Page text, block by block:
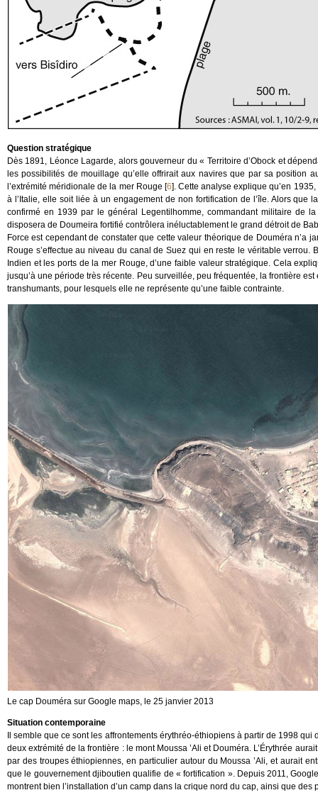
Question stratégique
Dès 1891, Léonce Lagarde, alors gouverneur du « Territoire d’Obock et
les possibilités de mouillage qu’elle offrirait aux navires que par sa position
l’extrémité méridionale de la mer Rouge [6]. Cette analyse explique qu’en
à l’Italie, elle soit liée à un engagement de non fortification de l’île. Alors que
confirmé en 1939 par le général Legentilhomme, commandant militaire de
disposera de Doumeira fortifié contrôlera inéluctablement le grand détroit de
Force est cependant de constater que cette valeur théorique de Douméra n’a
Rouge s’effectue au niveau du canal de Suez qui en reste le véritable
Indien et les ports de la mer Rouge, d’une faible valeur stratégique. Cela
jusqu’à une période très récente. Peu surveillée, peu fréquentée, la frontière
transhumants, pour lesquels elle ne représente qu’une faible contrainte.
Le cap Douméra sur Google maps, le 25 janvier 2013
Situation contemporaine
Il semble que ce sont les affrontements érythréo-éthiopiens à partir de 1998
deux extrémité de la frontière : le mont Moussa ’Ali et Douméra. L’Érythrée
par des troupes éthiopiennes, en particulier autour du Moussa ’Ali, et aurait
que le gouvernement djiboutien qualifie de « fortification ». Depuis 2011,
montrent bien l’installation d’un camp dans la crique nord du cap, ainsi que